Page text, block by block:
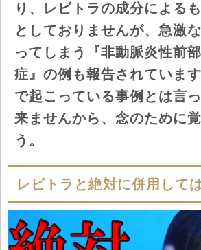
り、レビトラの成分による
としておりませんが、急激
ってしまう『非動脈炎性前
症』の例も報告されていま
で起こっている事例とは言
来ませんから、念のために
う。
レビトラと絶対に併用して